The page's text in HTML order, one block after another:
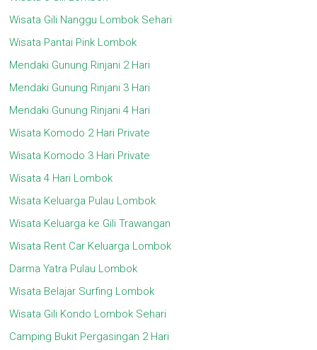
Wisata Gili Nanggu Lombok Sehari
Wisata Pantai Pink Lombok
Mendaki Gunung Rinjani 2 Hari
Mendaki Gunung Rinjani 3 Hari
Mendaki Gunung Rinjani 4 Hari
Wisata Komodo 2 Hari Private
Wisata Komodo 3 Hari Private
Wisata 4 Hari Lombok
Wisata Keluarga Pulau Lombok
Wisata Keluarga ke Gili Trawangan
Wisata Rent Car Keluarga Lombok
Darma Yatra Pulau Lombok
Wisata Belajar Surfing Lombok
Wisata Gili Kondo Lombok Sehari
Camping Bukit Pergasingan 2 Hari